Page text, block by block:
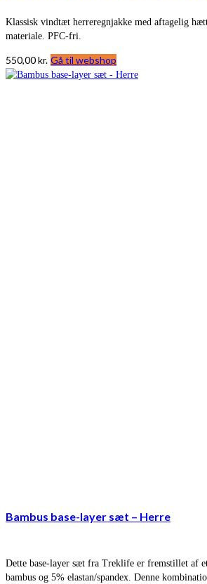
Klassisk vindtæt herreregnjakke med aftagelig
materiale. PFC-fri.
550,00kr. Gå til webshop
Bambus base-layer sæt – Herre
Dette base-layer sæt fra Treklife er fremstillet af
bambus og 5% elastan/spandex. Denne